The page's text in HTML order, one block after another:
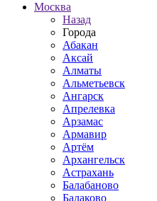
Москва
Назад
Города
Абакан
Аксай
Алматы
Альметьевск
Ангарск
Апрелевка
Арзамас
Армавир
Артём
Архангельск
Астрахань
Балабаново
Балаково